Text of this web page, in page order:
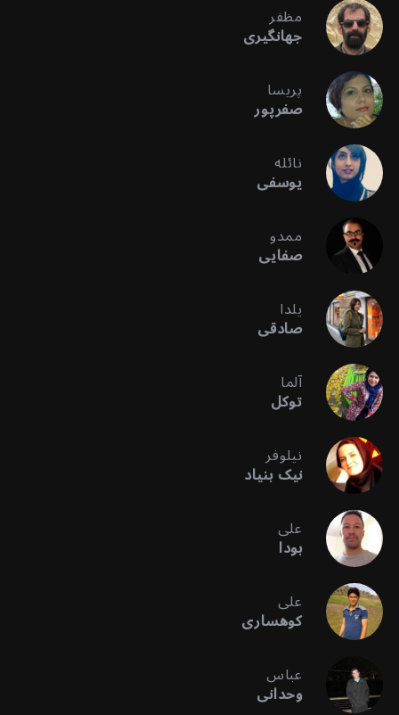
مظفر
جهانگیری
پریسا
صفرپور
نائله
یوسفی
ممدو
صفایی
یلدا
صادقی
آلما
توکل
نیلوفر
نیک بنیاد
علی
بودا
علی
کوهساری
عباس
وحدانی